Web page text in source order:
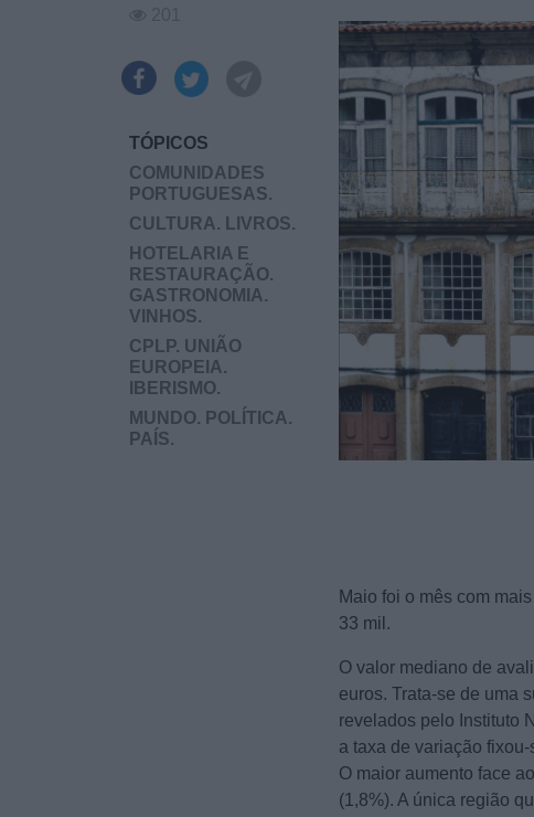
TÓPICOS
COMUNIDADES
PORTUGUESAS.
CULTURA. LIVROS.
HOTELARIA E
RESTAURAÇÃO.
GASTRONOMIA.
VINHOS.
CPLP. UNIÃO
EUROPEIA.
IBERISMO.
MUNDO. POLÍTICA.
PAÍS.
Maio foi o mês com
33 mil.
O valor mediano de
euros. Trata-se de uma
revelados pelo Instituto
a taxa de variação
O maior aumento face
(1,8%). A única região